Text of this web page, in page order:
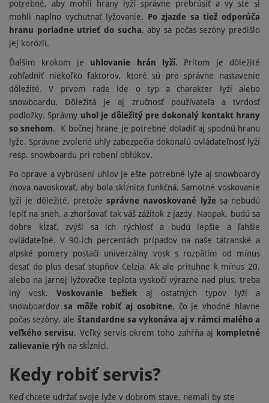
potrebné, aby mohli hrany lyží správne prebrúsiť a vy ste si
mohli naplno vychutnať lyžovanie. Po zjazde sa tiež odporúča
hranu poriadne utrieť do sucha, aby sa počas sezóny predišlo
jej korózii.
Ďalším krokom je uhlovanie hrán lyží. Pritom je dôležité
zohľadniť niekoľko faktorov, ktoré sú pre správne nastavenie
dôležité. V prvom rade ide o typ a charakter lyží alebo
snowboardu. Dôležitá je aj zručnosť používateľa a tvrdosť
podložky. Správny uhol je dôležitý pre dokonalý kontakt hrany
so snehom. K bočnej hrane je potrebné doladiť aj spodnú hranu
lyže. Správne zvolené uhly zabezpečia dokonalú ovládateľnosť lyží
resp. snowboardu pri robení oblúkov.
Po oprave a vybrúsení uhlov je ešte potrebné lyže aj snowboardy
znova navoskovať, aby bola skĺznica funkčná. Samotné voskovanie
lyží je dôležité, pretože správne navoskované lyžesa nebudú
lepiť na sneh, a zhoršovať tak váš zážitok z jazdy. Naopak, budú sa
dobre kĺzať, zvýši sa ich rýchlosť a budú lepšie a ľahšie
ovládateľné. V 90-ich percentách prípadov na naše tatranské a
alpské pomery postačí univerzálny vosk s rozpätím od mínus
desať do plus desať stupňov Celzia. Ak ale prituhne k mínus 20,
alebo na jarnej lyžovačke teplota vyskočí výrazne nad plus, treba
iný vosk.
Voskovanie bežiek aj ostatných typov lyží a
snowboardov sa môže robiť aj osobitne, čo je vhodné hlavne
počas sezóny, ale štandardne sa vykonáva aj v rámci malého a
veľkého servisu. Veľký servis okrem toho zahŕňa aj kompletné
zalievanie rýh na skĺznici.
Kedy robiť servis?
Keď chcete udržať svoje lyže v dobrom stave, nemali by ste